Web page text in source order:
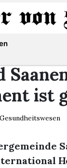
Abonnieren
ist
Gesundheitswesen